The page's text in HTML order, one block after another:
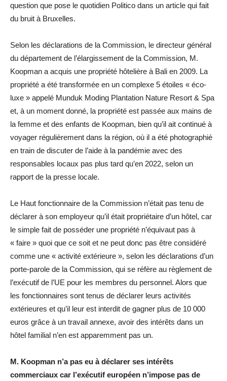
question que pose le quotidien Politico dans un article qui fait
du bruit à Bruxelles.
Selon les déclarations de la Commission, le directeur général
du département de l’élargissement de la Commission, M.
Koopman a acquis une propriété hôtelière à Bali en 2009. La
propriété a été transformée en un complexe 5 étoiles « éco-
luxe » appelé Munduk Moding Plantation Nature Resort & Spa
et, à un moment donné, la propriété est passée aux mains de
la femme et des enfants de Koopman, bien qu’il ait continué à
voyager régulièrement dans la région, où il a été photographié
en train de discuter de l’aide à la pandémie avec des
responsables locaux pas plus tard qu’en 2022, selon un
rapport de la presse locale.
Le Haut fonctionnaire de la Commission n’était pas tenu de
déclarer à son employeur qu’il était propriétaire d’un hôtel, car
le simple fait de posséder une propriété n’équivaut pas à
« faire » quoi que ce soit et ne peut donc pas être considéré
comme une « activité extérieure », selon les déclarations d’un
porte-parole de la Commission, qui se réfère au règlement de
l’exécutif de l’UE pour les membres du personnel. Alors que
les fonctionnaires sont tenus de déclarer leurs activités
extérieures et qu’il leur est interdit de gagner plus de 10 000
euros grâce à un travail annexe, avoir des intérêts dans un
hôtel familial n’en est apparemment pas un.
M. Koopman n’a pas eu à déclarer ses intérêts
commerciaux car l’exécutif européen n’impose pas de